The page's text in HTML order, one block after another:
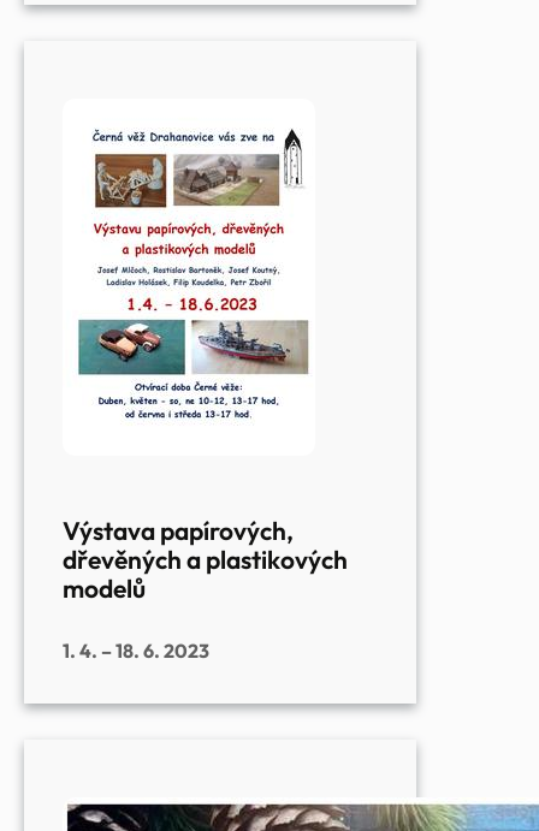
Výstava papírových,
dřevěných a plastikových
modelů
1. 4. – 18. 6. 2023